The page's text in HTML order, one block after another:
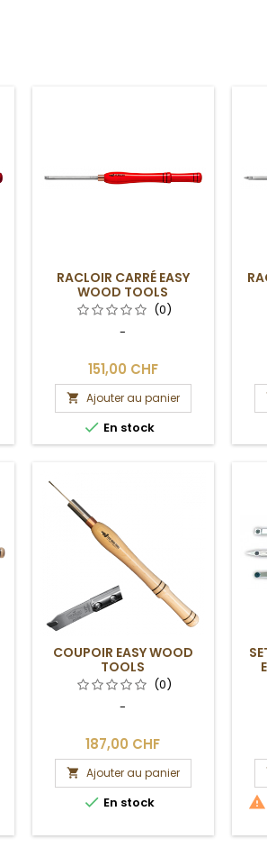
RACLOIR CARRÉ EASY
WOOD TOOLS
(0)
-
151,00 CHF
 Ajouter au panier
 En stock
COUPOIR EASY WOOD
TOOLS
(0)
-
187,00 CHF
 Ajouter au panier
 En stock 